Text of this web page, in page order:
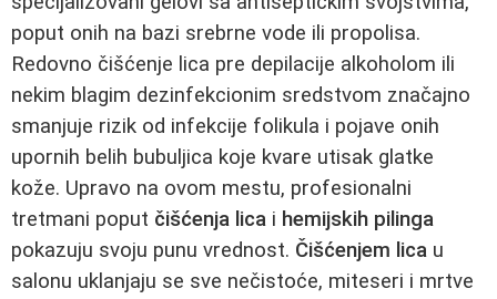
poput onih na bazi srebrne vode ili propolisa.
Redovno čišćenje lica pre depilacije alkoholom ili
nekim blagim dezinfekcionim sredstvom značajno
smanjuje rizik od infekcije folikula i pojave onih
upornih belih bubuljica koje kvare utisak glatke
kože. Upravo na ovom mestu, profesionalni
tretmani poput čišćenja lica i hemijskih pilinga
pokazuju svoju punu vrednost. Čišćenjem lica u
salonu uklanjaju se sve nečistoće, miteseri i mrtve